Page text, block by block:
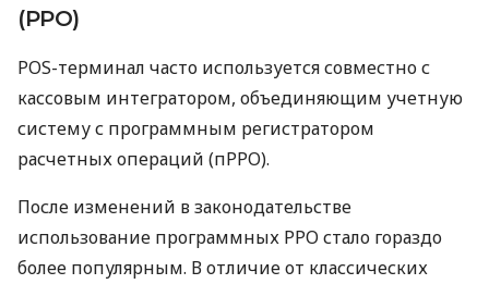
(РРО)
POS-терминал часто используется совместно с
кассовым интегратором, объединяющим учетную
систему с программным регистратором
расчетных операций (пРРО).
После изменений в законодательстве
использование программных РРО стало гораздо
более популярным. В отличие от классических